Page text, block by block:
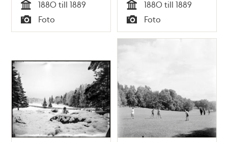
Tid
1880 till 1889
Typ
Foto Tid
1880 till 1889
Typ
Foto